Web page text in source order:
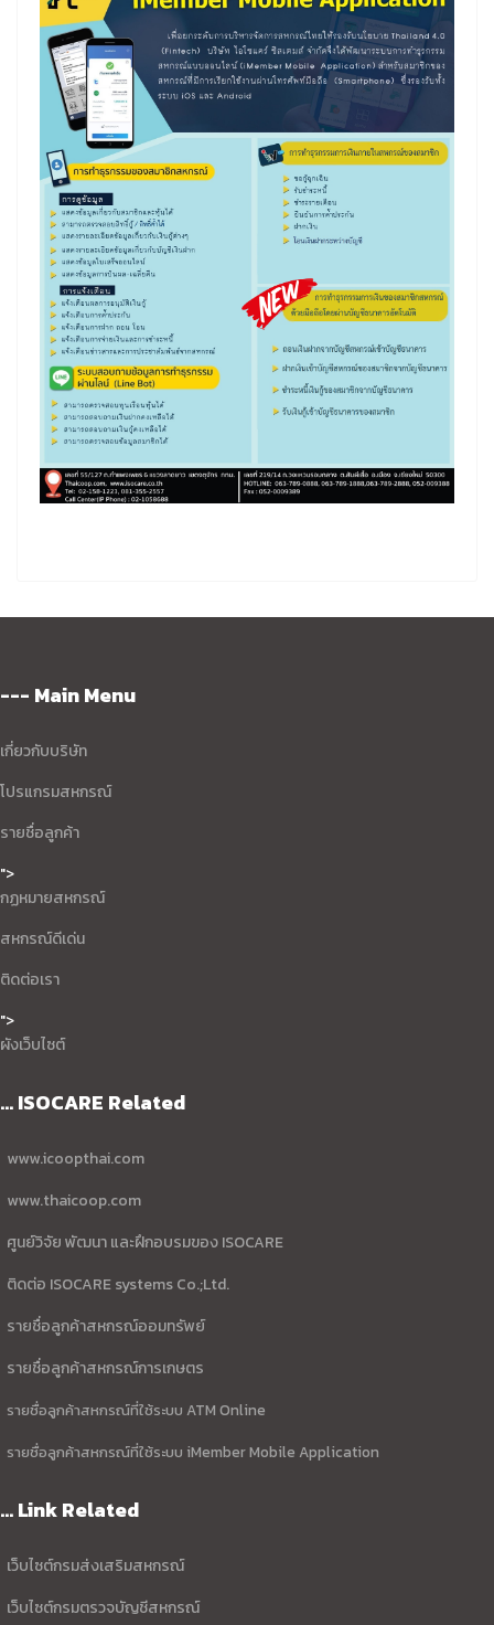
--- Main Menu
เกี่ยวกับบริษัท
โปรแกรมสหกรณ์
รายชื่อลูกค้า
">
กฏหมายสหกรณ์
สหกรณ์ดีเด่น
ติดต่อเรา
">
ผังเว็บไซต์
... ISOCARE Related
www.icoopthai.com
www.thaicoop.com
ศูนย์วิจัย พัฒนา และฝึกอบรมของ ISOCARE
ติดต่อ ISOCARE systems Co.;Ltd.
รายชื่อลูกค้าสหกรณ์ออมทรัพย์
รายชื่อลูกค้าสหกรณ์การเกษตร
รายชื่อลูกค้าสหกรณ์ที่ใช้ระบบ ATM Online
รายชื่อลูกค้าสหกรณ์ที่ใช้ระบบ iMember Mobile Application
... Link Related
เว็บไซต์กรมส่งเสริมสหกรณ์
เว็บไซต์กรมตรวจบัญชีสหกรณ์